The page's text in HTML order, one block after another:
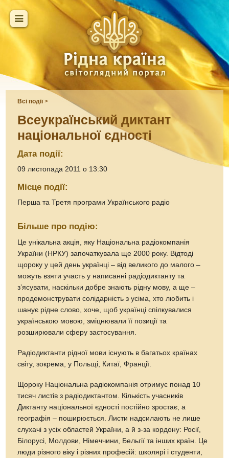
Всі події>
Всеукраїнський диктант
національної єдності
Дата події:
09 листопада 2011 о 13:30
Місце події:
Перша та Третя програми Українського радіо
Більше про подію:
Це унікальна акція, яку Національна радіокомпанія
України (НРКУ) започаткувала ще 2000 року. Відтоді
щороку у цей день українці – від великого до малого –
можуть взяти участь у написанні радіодиктанту та
з’ясувати, наскільки добре знають рідну мову, а ще –
продемонструвати солідарність з усіма, хто любить і
шанує рідне слово, хоче, щоб українці спілкувалися
українською мовою, зміцнювали її позиції та
розширювали сферу застосування.
Радіодиктанти рідної мови існують в багатьох країнах
світу, зокрема, у Польщі, Китаї, Франції.
Щороку Національна радіокомпанія отримує понад 10
тисяч листів з радіодиктантом. Кількість учасників
Диктанту національної єдності постійно зростає, а
географія – поширюється. Листи надсилають не лише
слухачі з усіх областей України, а й з-за кордону: Росії,
Білорусі, Молдови, Німеччини, Бельгії та інших країн. Це
люди різного віку і різних професій: школярі і студенти,